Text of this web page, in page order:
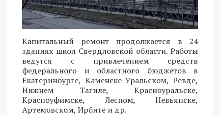
Капитальный ремонт продолжается в 24
зданиях школ Свердловской области. Работы
ведутся с привлечением средств
федерального и областного бюджетов в
Екатеринбурге, Каменске-Уральском, Ревде,
Нижнем Тагиле, Красноуральске,
Красноуфимске, Лесном, Невьянске,
Артемовском, Ирбите и др.